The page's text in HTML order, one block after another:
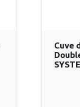
Cuve